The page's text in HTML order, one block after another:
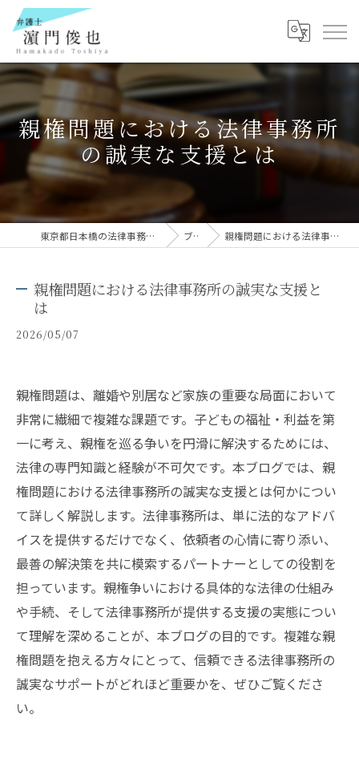
親権問題における法律事務所
の誠実な支援とは
東京都日本橋の法律事務所なら弁護士 濵門俊也 ブログ 親権問題における法律事務所の誠実な支援とは
親権問題における法律事務所の誠実な支援と
は
2026/05/07
親権問題は、離婚や別居など家族の重要な局面において
非常に繊細で複雑な課題です。子どもの福祉・利益を第
一に考え、親権を巡る争いを円滑に解決するためには、
法律の専門知識と経験が不可欠です。本ブログでは、親
権問題における法律事務所の誠実な支援とは何かについ
て詳しく解説します。法律事務所は、単に法的なアドバ
イスを提供するだけでなく、依頼者の心情に寄り添い、
最善の解決策を共に模索するパートナーとしての役割を
担っています。親権争いにおける具体的な法律の仕組み
や手続、そして法律事務所が提供する支援の実態につい
て理解を深めることが、本ブログの目的です。複雑な親
権問題を抱える方々にとって、信頼できる法律事務所の
誠実なサポートがどれほど重要かを、ぜひご覧くださ
い。